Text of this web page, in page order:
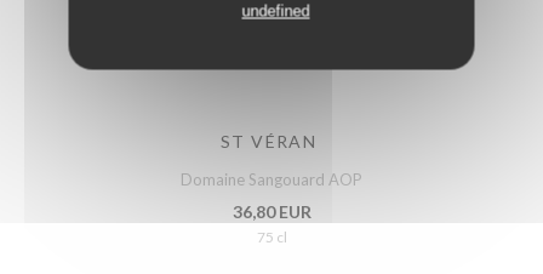
undefined
ST VÉRAN
Domaine Sangouard AOP
36,80 EUR
75 cl